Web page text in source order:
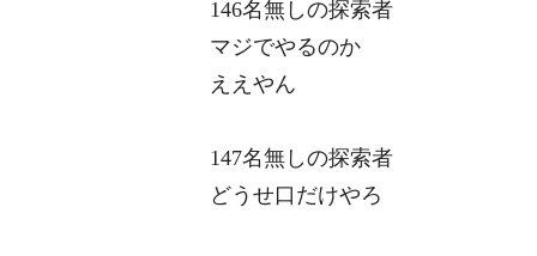
146名無しの探索者
マジでやるのか
ええやん
147名無しの探索者
どうせ口だけやろ